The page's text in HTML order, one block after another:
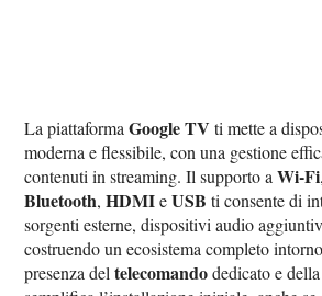
La piattaformaGoogle TV ti mette a
moderna e flessibile, con una gestione
contenuti in streaming. Il supporto aWi‑Fi
Bluetooth,HDMIeUSB ti consente di
sorgenti esterne, dispositivi audio
costruendo un ecosistema completo
presenza deltelecomandodedicato e